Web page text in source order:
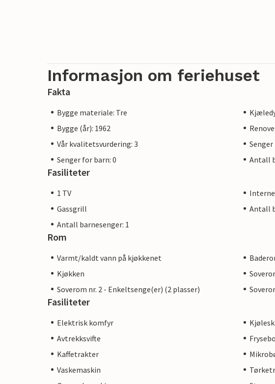
Informasjon om feriehuset
Fakta
Bygge materiale: Tre
Bygge (år): 1962
Vår kvalitetsvurdering: 3
Senger
Senger for barn: 0
Antall
Fasiliteter
1 TV
Gassgrill
Antall
Antall barnesenger: 1
Rom
Varmt/kaldt vann på kjøkkenet
Kjøkken
Soverom nr. 2 - Enkeltsenge(er) (2 plasser)
Fasiliteter
Elektrisk komfyr
Avtrekksvifte
Kaffetrakter
Vaskemaskin